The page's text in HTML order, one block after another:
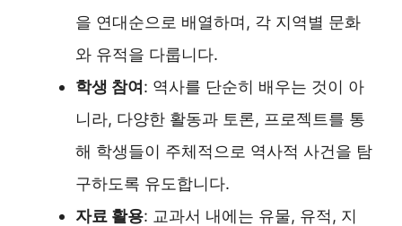
을 연대순으로 배열하며, 각 지역별 문화
와 유적을 다룹니다.
학생 참여: 역사를 단순히 배우는 것이 아
니라, 다양한 활동과 토론, 프로젝트를 통
해 학생들이 주체적으로 역사적 사건을 탐
구하도록 유도합니다.
자료 활용: 교과서 내에는 유물, 유적, 지